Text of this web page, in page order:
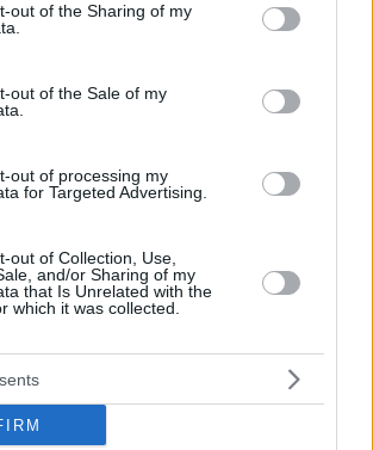
visit or usage behaviour. You may click to
to Google and its third-party tags to
below specified purposes in below Google
out of the Sharing of my
out of the Sale of my
out of processing my
for Targeted Advertising.
out of Collection, Use,
and/or Sharing of my
that Is Unrelated with the
which it was collected.